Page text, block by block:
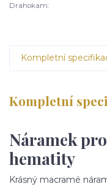
Drahokam:
Kompletní
Kompletní
Náramek
hematity
Krásný macramé